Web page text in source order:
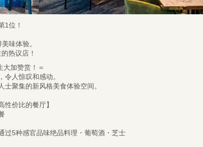
1位！
味体验。
热议店！
大加赞赏！＝
人惊叹和感动。
聚集的新风格美食体验空间。
性价比的餐厅】
5种感官品味绝品料理・葡萄酒・芝士